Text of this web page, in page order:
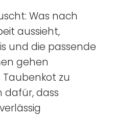
Was nach
aussieht,
und die passende
gehen
zu
dafür, dass